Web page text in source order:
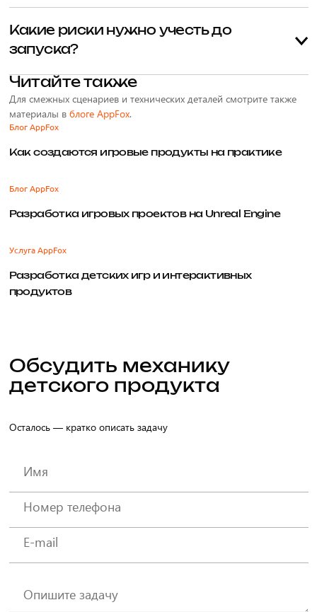
программирования, кружках, лагерях и гибридных edtech-
сервисах, где нужно повышать вовлечение, регулярность и
completion rate.
Какие риски нужно учесть до
запуска?
Основные риски — токсичная конкуренция, награды без связи с
навыком, перегруженный интерфейс, игнорирование возраста и
privacy-требований, а также попытка заменить слабый продукт
декоративной игровизацией.
Читайте также
Для смежных сценариев и технических деталей смотрите также
материалы в блоге AppFox.
Блог AppFox
Как создаются игровые продукты на практике
Блог AppFox
Разработка игровых проектов на Unreal Engine
Услуга AppFox
Разработка детских игр и интерактивных
продуктов
Обсудить механику
детского продукта
Осталось — кратко описать задачу